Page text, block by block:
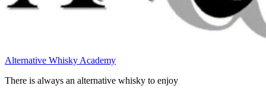
Alternative Whisky Academy
There is always an alternative whisky to enjoy